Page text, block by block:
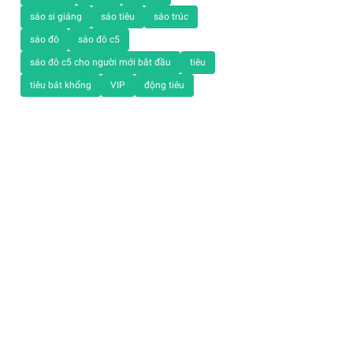
sáo si giáng sáo tiêu sáo trúc
sáo đô sáo đô c5
sáo đô c5 cho người mới bắt đầu tiêu
tiêu bát khổng VIP động tiêu